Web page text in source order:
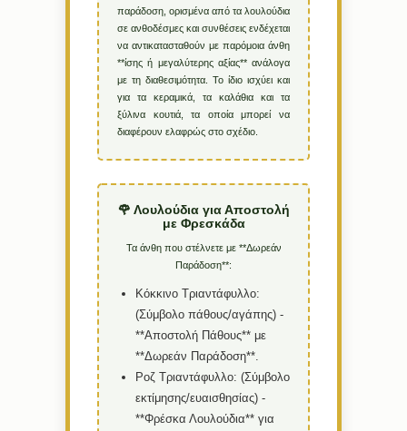
παράδοση, ορισμένα από τα λουλούδια
σε ανθοδέσμες και συνθέσεις ενδέχεται
να αντικατασταθούν με παρόμοια άνθη
**ίσης ή μεγαλύτερης αξίας** ανάλογα
με τη διαθεσιμότητα. Το ίδιο ισχύει και
για τα κεραμικά, τα καλάθια και τα
ξύλινα κουτιά, τα οποία μπορεί να
διαφέρουν ελαφρώς στο σχέδιο.
🌹 Λουλούδια για Αποστολή
με Φρεσκάδα
Τα άνθη που στέλνετε με **Δωρεάν
Παράδοση**:
Κόκκινο Τριαντάφυλλο:
(Σύμβολο πάθους/αγάπης) -
**Αποστολή Πάθους** με
**Δωρεάν Παράδοση**.
Ροζ Τριαντάφυλλο: (Σύμβολο
εκτίμησης/ευαισθησίας) -
**Φρέσκα Λουλούδια** για